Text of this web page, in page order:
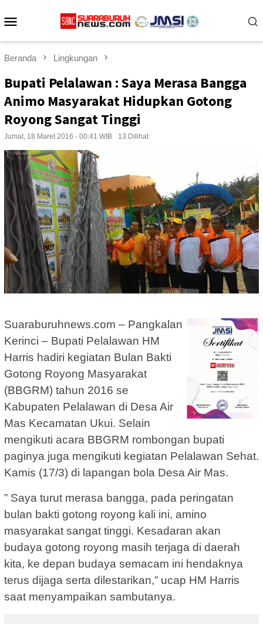
ke
Beranda Lingkungan
Bupati Pelalawan : Saya Merasa Bangga
Animo Masyarakat Hidupkan Gotong
Royong Sangat Tinggi
Jumat, 18 Maret 2016 - 00:41 WIB 13 Dilihat
Suaraburuhnews.com – Pangkalan
Kerinci – Bupati Pelalawan HM
Harris hadiri kegiatan Bulan Bakti
Gotong Royong Masyarakat
(BBGRM) tahun 2016 se
Kabupaten Pelalawan di Desa Air
Mas Kecamatan Ukui. Selain
mengikuti acara BBGRM rombongan bupati
paginya juga mengikuti kegiatan Pelalawan Sehat.
Kamis (17/3) di lapangan bola Desa Air Mas.
” Saya turut merasa bangga, pada peringatan
bulan bakti gotong royong kali ini, amino
masyarakat sangat tinggi. Kesadaran akan
budaya gotong royong masih terjaga di daerah
kita, ke depan budaya semacam ini hendaknya
terus dijaga serta dilestarikan,” ucap HM Harris
saat menyampaikan sambutanya.